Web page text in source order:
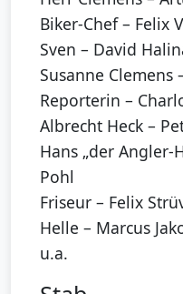
Biker-Chef – Felix
Sven – David
Susanne Clemens
Reporterin –
Albrecht Heck –
Hans „der Angler-
Pohl
Friseur – Felix
Helle – Marcus
u.a.